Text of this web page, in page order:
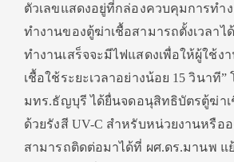
ตัวเลขแสดงอยู่ที่กล่องควบคุมการทำง
ทำงานของตู้ฆ่าเชื้อสามารถตั้งเวลาไ
ทำงานเสร็จจะมีไฟแสดงเพื่อให้ผู้ใช้ง
เชื้อใช้ระยะเวลาอย่างน้อย 15 วินาที”
มทร.ธัญบุรี ได้ยื่นจดอนุสิทธิบัตรตู้ฆ่าเ
ด้วยรังสี UV-C สำหรับหน่วยงานหรือ
สามารถติดต่อมาได้ที่ ผศ.ดร.มานพ แ